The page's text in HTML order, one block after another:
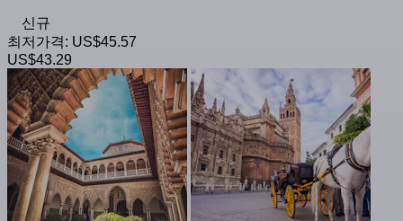
신규
최저가격: US$45.57
US$43.29